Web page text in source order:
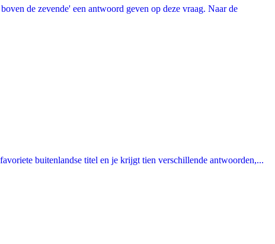
de zevende' een antwoord geven op deze vraag. Naar de
buitenlandse titel en je krijgt tien verschillende antwoorden,...